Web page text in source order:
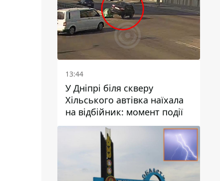
13:44
У Дніпрі біля скверу
Хільського автівка наїхала
на відбійник: момент події